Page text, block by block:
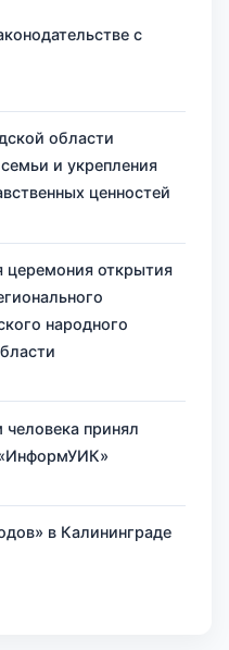
с
области
и укрепления
ценностей
церемония открытия
народного
принял
«ИнформУИК»
в Калининграде